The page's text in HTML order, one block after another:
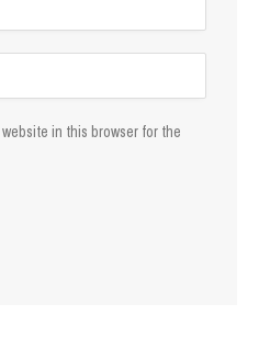
in this browser for the